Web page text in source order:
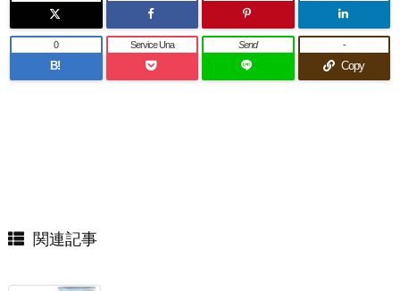
B!
0 Service Una Send
Copy
-
関連記事